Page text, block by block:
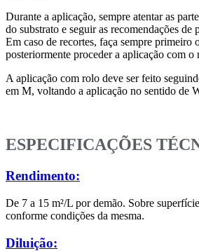
Durante a aplicação, sempre atentar as
do substrato e seguir as recomendações de
Em caso de recortes, faça sempre primeiro
posteriormente proceder a aplicação com o
A aplicação com rolo deve ser feito
em M, voltando a aplicação no sentido de
ESPECIFICAÇÕES
Rendimento:
De 7 a 15 m²/L por demão. Sobre
conforme condições da mesma.
Diluição: